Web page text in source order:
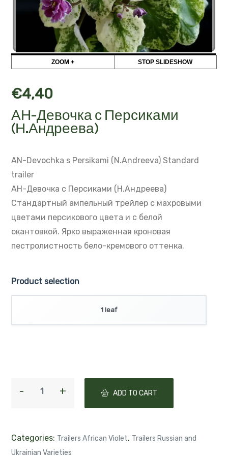
ZOOM + STOP SLIDESHOW
€4,40
АН-Девочка с Персиками
(Н.Андреева)
AN-Devochka s Persikami (N.Andreeva) Standard
trailer
АН-Девочка с Персиками (Н.Андреева)
Стандартный ампельный трейлер с махровыми
цветами персикового цвета и с белой
окантовкой. Ярко выраженная кроновая
пестролистность бело-кремового оттенка.
Product selection
1 leaf
ADD TO CART
Categories: Trailers African Violet, Trailers Russian and
Ukrainian Varieties